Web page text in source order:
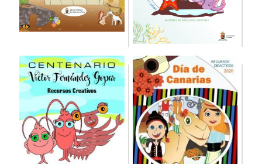
Yaiza abre
inscripciones para sus
tres proyectos de
formación y empleo
vinculados a los PFAE